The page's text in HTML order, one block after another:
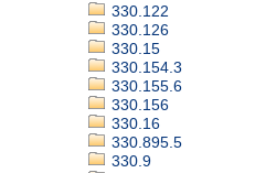
330.122
330.126
330.15
330.154.3
330.155.6
330.156
330.16
330.895.5
330.9